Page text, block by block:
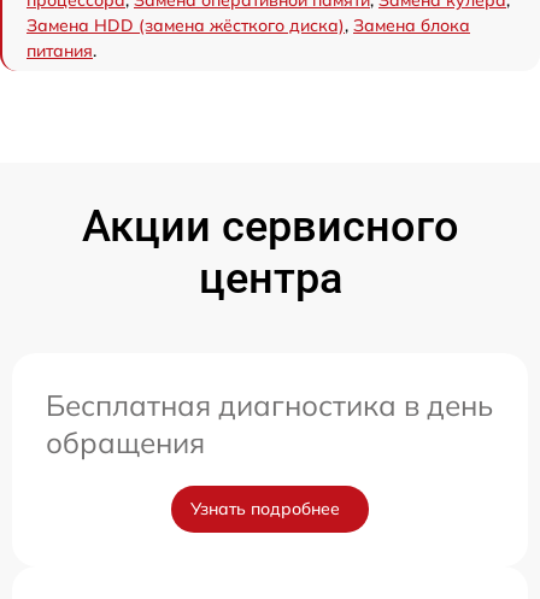
Замена HDD (замена жёсткого диска), Замена блока
питания.
Акции сервисного
центра
Бесплатная диагностика в день
обращения
Узнать подробнее